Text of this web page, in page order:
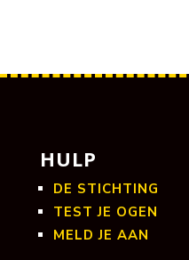
HULP
DE STICHTING
TEST JE OGEN
MELD JE AAN